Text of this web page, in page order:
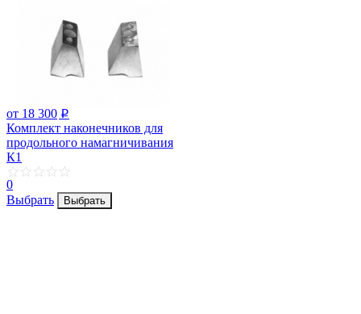
от 18 300 p
Комплект наконечников для
продольного намагничивания
К1
0
Выбрать
Выбрать